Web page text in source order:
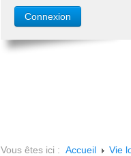
Vous êtes ici : Accueil Vie